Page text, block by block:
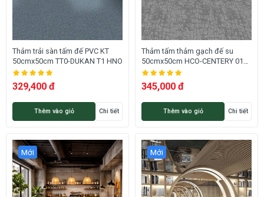
Thảm trải sàn tấm đế PVC KT
50cmx50cm TT0-DUKAN T1 HNO
329,400 đ
Thêm vào giỏ Chi tiết
Thảm tấm thảm gạch đế su
50cmx50cm HCO-CENTERY 01
HNO
345,000 đ
Thêm vào giỏ Chi tiết
Mới Mới